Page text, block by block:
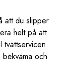
att du slipper
helt på att
tvättservicen
och